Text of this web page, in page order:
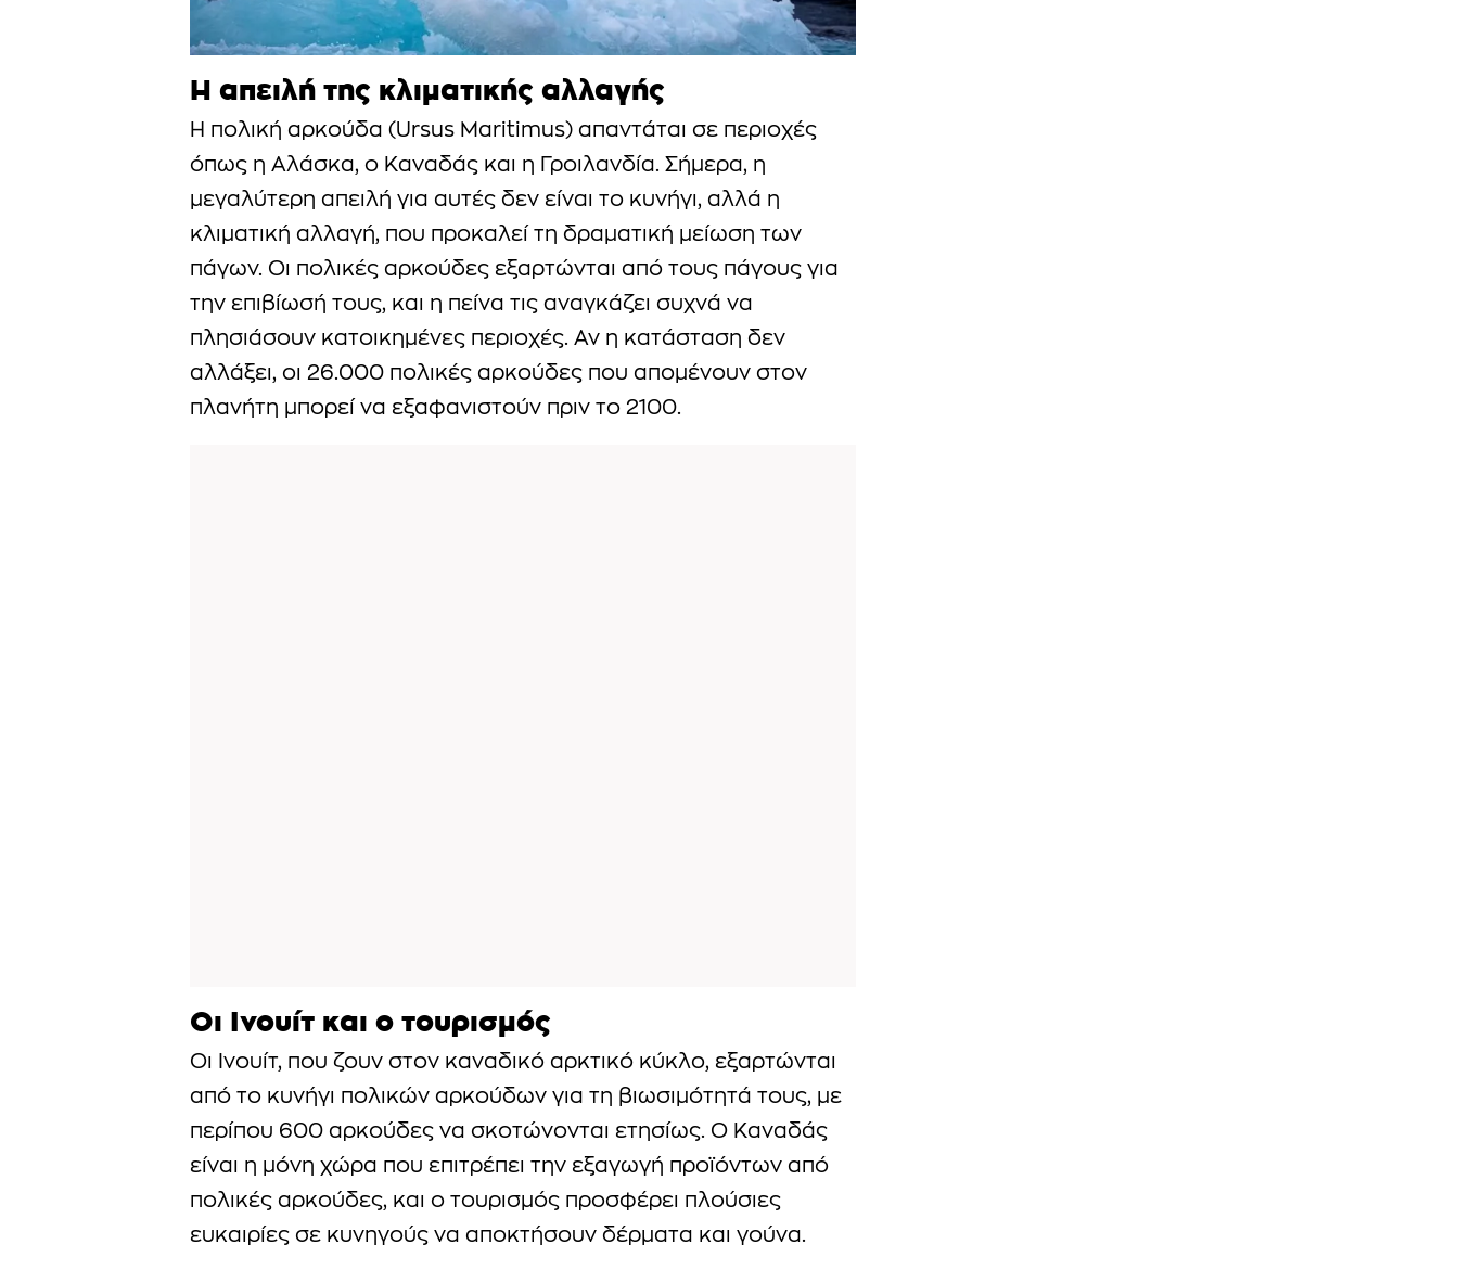
Η απειλή της κλιματικής αλλαγής
Η πολική αρκούδα (Ursus Maritimus) απαντάται σε περιοχές
όπως η Αλάσκα, ο Καναδάς και η Γροιλανδία. Σήμερα, η
μεγαλύτερη απειλή για αυτές δεν είναι το κυνήγι, αλλά η
κλιματική αλλαγή, που προκαλεί τη δραματική μείωση των
πάγων. Οι πολικές αρκούδες εξαρτώνται από τους πάγους για
την επιβίωσή τους, και η πείνα τις αναγκάζει συχνά να
πλησιάσουν κατοικημένες περιοχές. Αν η κατάσταση δεν
αλλάξει, οι 26.000 πολικές αρκούδες που απομένουν στον
πλανήτη μπορεί να εξαφανιστούν πριν το 2100.
Οι Ινουίτ και ο τουρισμός
Οι Ινουίτ, που ζουν στον καναδικό αρκτικό κύκλο, εξαρτώνται
από το κυνήγι πολικών αρκούδων για τη βιωσιμότητά τους, με
περίπου 600 αρκούδες να σκοτώνονται ετησίως. Ο Καναδάς
είναι η μόνη χώρα που επιτρέπει την εξαγωγή προϊόντων από
πολικές αρκούδες, και ο τουρισμός προσφέρει πλούσιες
ευκαιρίες σε κυνηγούς να αποκτήσουν δέρματα και γούνα.